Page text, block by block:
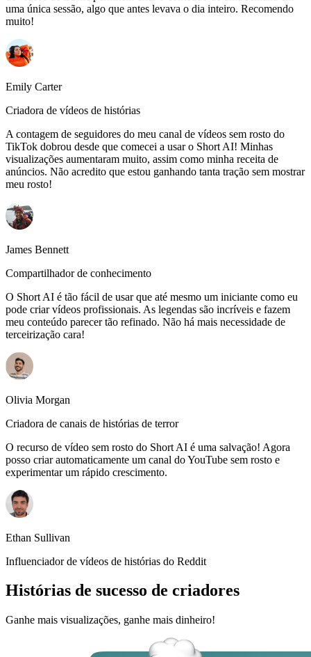
uma única sessão, algo que antes levava o dia inteiro. Recomendo
muito!
Emily Carter
Criadora de vídeos de histórias
A contagem de seguidores do meu canal de vídeos sem rosto do
TikTok dobrou desde que comecei a usar o Short AI! Minhas
visualizações aumentaram muito, assim como minha receita de
anúncios. Não acredito que estou ganhando tanta tração sem mostrar
meu rosto!
James Bennett
Compartilhador de conhecimento
O Short AI é tão fácil de usar que até mesmo um iniciante como eu
pode criar vídeos profissionais. As legendas são incríveis e fazem
meu conteúdo parecer tão refinado. Não há mais necessidade de
terceirização cara!
Olivia Morgan
Criadora de canais de histórias de terror
O recurso de vídeo sem rosto do Short AI é uma salvação! Agora
posso criar automaticamente um canal do YouTube sem rosto e
experimentar um rápido crescimento.
Ethan Sullivan
Influenciador de vídeos de histórias do Reddit
Histórias de sucesso de criadores
Ganhe mais visualizações, ganhe mais dinheiro!